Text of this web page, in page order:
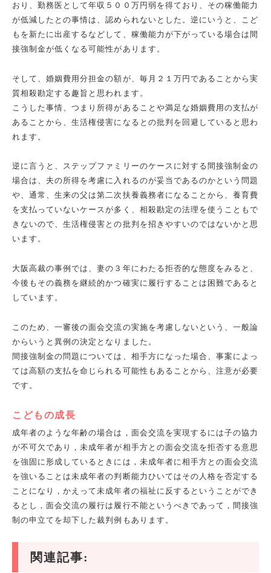
おり、勤務医として年収５００万円弱を得ており、その稼働能力
が低減したとの事情は、認められないとした。逆にいうと、こど
もを新たに出産するなどして、稼働能力が下がっている場合は間
接強制金が低くなる可能性があります。
そして、婚姻費用分担金の額が、毎月２１万円であることから実
質相殺勘定する趣旨と思われます。
こうした事情、つまり所得があることや満足な婚姻費用の支払が
あることから、生活権侵害になるとの批判を回避していると思わ
れます。
逆に言うと、ステップファミリーのケースに対する間接強制金の
場合は、夫の所得を考慮に入れるのが妥当であるのかという問題
や、通常、生来の父は第二次扶養義務者になることから、養育費
を支払っていないケースが多く、相殺勘定の法理を使うこともで
きないので、生活権侵害との批判を招きやすいのではないかと思
います。
大阪高裁の事例では、妻の３年にわたる拒否的な態度をみると、
今後もその義務を継続的かつ確実に履行することは困難であると
しています。
このため、一審後の面会交流の実施を考慮しないという、一般論
からいうと異例の決定となりました。
間接強制金の問題については、相手方になった場合、事案によっ
ては高額の支払を命じられる可能性もあることから、注意が必要
です。
こどもの成長
成年者のような年齢の場合は，面会交流を実現するには子の協力
が不可欠であり，未成年者が相手方との面会交流を拒否する意思
を強固に形成しているときには，未成年者に相手方との面会交流
を強いることは未成年者の判断能力ひいてはその人格を否定する
ことになり，かえって未成年者の福祉に反するということができ
るとし，面会交流の履行は履行不能というべきであって，間接強
制の申立てを却下した裁判例もあります。
関連記事: